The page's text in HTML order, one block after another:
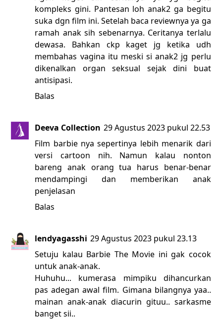
kompleks gini. Pantesan loh anak2 ga begitu
suka dgn film ini. Setelah baca reviewnya ya ga
ramah anak sih sebenarnya. Ceritanya terlalu
dewasa. Bahkan ckp kaget jg ketika udh
membahas vagina itu meski si anak2 jg perlu
dikenalkan organ seksual sejak dini buat
antisipasi.
Balas
Deeva Collection 29 Agustus 2023 pukul 22.53
Film barbie nya sepertinya lebih menarik dari
versi cartoon nih. Namun kalau nonton
bareng anak orang tua harus benar-benar
mendampingi dan memberikan anak
penjelasan
Balas
lendyagasshi 29 Agustus 2023 pukul 23.13
Setuju kalau Barbie The Movie ini gak cocok
untuk anak-anak.
Huhuhu... kumerasa mimpiku dihancurkan
pas adegan awal film. Gimana bilangnya yaa..
mainan anak-anak diacurin gituu.. sarkasme
banget sii..